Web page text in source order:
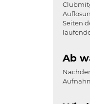
Seiten
Ab